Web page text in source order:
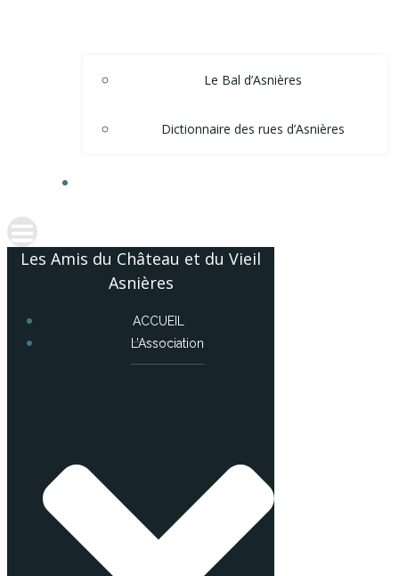
Le Bal d’Asnières
Dictionnaire des rues d’Asnières
Les Amis du Château et du Vieil
Asnières
ACCUEIL
L’Association